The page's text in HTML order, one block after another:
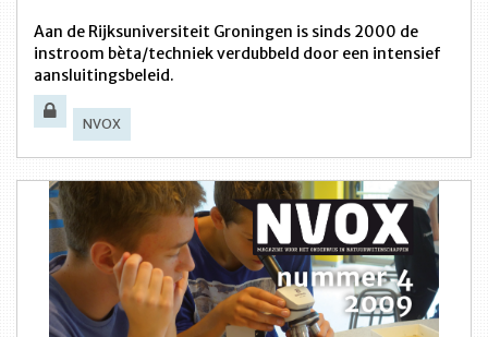
Aan de Rijksuniversiteit Groningen is sinds 2000 de
instroom bèta/techniek verdubbeld door een intensief
aansluitingsbeleid.
NVOX